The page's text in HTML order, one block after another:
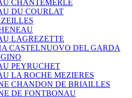
CHANTEMERLE
DU COURLAT
LAGREZETTE
CASTELNUOVO DEL GARDA
PEYRUCHET
LA ROCHE MEZIERES
CHANDON DE BRIAILLES
DE FONTBONAU